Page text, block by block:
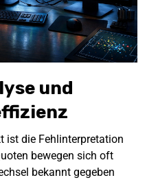
und
ist die Fehlinterpretation
bewegen sich oft
bekannt gegeben